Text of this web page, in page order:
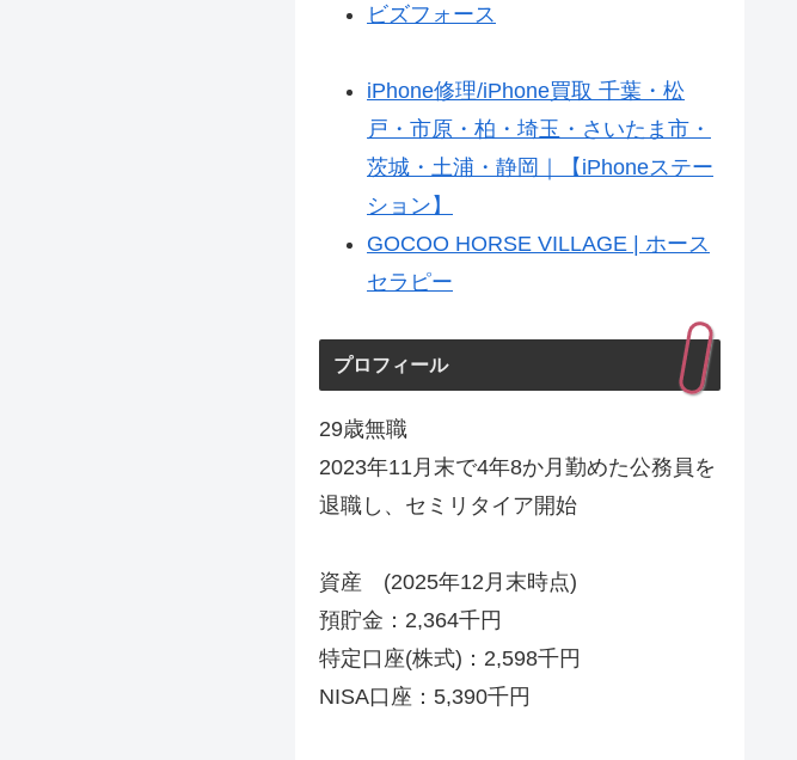
ビズフォース
iPhone修理/iPhone買取 千葉・松
戸・市原・柏・埼玉・さいたま市・
茨城・土浦・静岡｜【iPhoneステー
ション】
GOCOO HORSE VILLAGE | ホース
セラピー
プロフィール
29歳無職
2023年11月末で4年8か月勤めた公務員を
退職し、セミリタイア開始
資産 (2025年12月末時点)
預貯金：2,364千円
特定口座(株式)：2,598千円
NISA口座：5,390千円